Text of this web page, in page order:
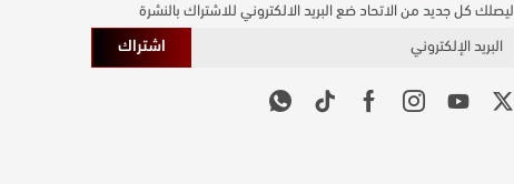
ليصلك كل جديد من الاتحاد ضع البريد الالكتروني للاشتراك بالنشرة
اشتراك